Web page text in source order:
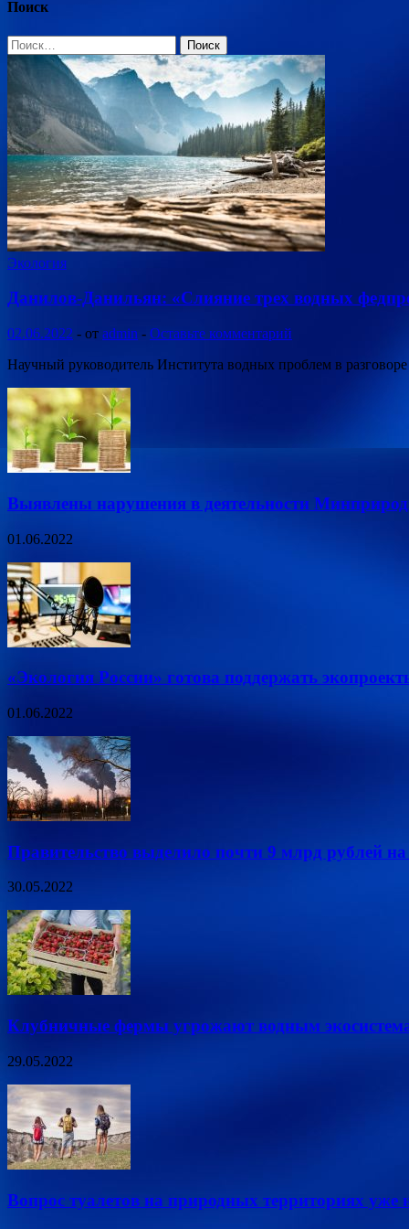
Поиск
Найти:
Экология
Данилов-Данильян: «Слияние трех водных
02.06.2022 - от admin - Оставьте комментарий
Научный руководитель Института водных проблем в
Выявлены нарушения в деятельности
01.06.2022
«Экология России» готова поддержать
01.06.2022
Правительство выделило почти 9 млрд рублей
30.05.2022
Клубничные фермы угрожают водным
29.05.2022
Вопрос туалетов на природных территориях уже